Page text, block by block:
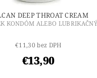
DEEP THROAT CREAM
KONDÓM ALEBO
€11,30 bez DPH
€13,90